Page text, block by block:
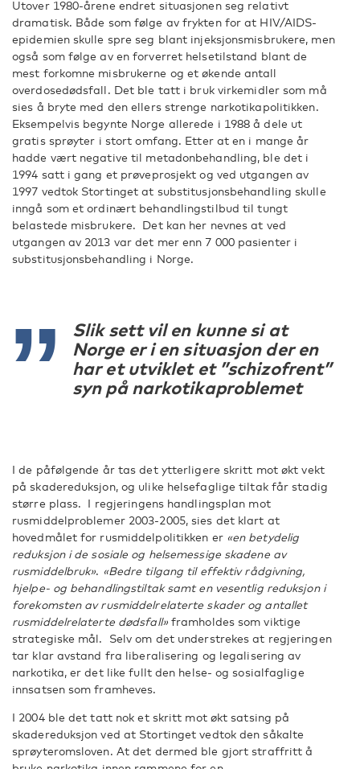
Utover 1980-årene endret situasjonen seg relativt
dramatisk. Både som følge av frykten for at HIV/AIDS-
epidemien skulle spre seg blant injeksjonsmisbrukere, men
også som følge av en forverret helsetilstand blant de
mest forkomne misbrukerne og et økende antall
overdosedødsfall. Det ble tatt i bruk virkemidler som må
sies å bryte med den ellers strenge narkotikapolitikken.
Eksempelvis begynte Norge allerede i 1988 å dele ut
gratis sprøyter i stort omfang. Etter at en i mange år
hadde vært negative til metadonbehandling, ble det i
1994 satt i gang et prøveprosjekt og ved utgangen av
1997 vedtok Stortinget at substitusjonsbehandling skulle
inngå som et ordinært behandlingstilbud til tungt
belastede misbrukere. Det kan her nevnes at ved
utgangen av 2013 var det mer enn 7 000 pasienter i
substitusjonsbehandling i Norge.
Slik sett vil en kunne si at
Norge er i en situasjon der en
har et utviklet et ”schizofrent”
syn på narkotikaproblemet
I de påfølgende år tas det ytterligere skritt mot økt vekt
på skadereduksjon, og ulike helsefaglige tiltak får stadig
større plass. I regjeringens handlingsplan mot
rusmiddelproblemer 2003-2005, sies det klart at
hovedmålet for rusmiddelpolitikken er «en betydelig
reduksjon i de sosiale og helsemessige skadene av
rusmiddelbruk». «Bedre tilgang til effektiv rådgivning,
hjelpe- og behandlingstiltak samt en vesentlig reduksjon i
forekomsten av rusmiddelrelaterte skader og antallet
rusmiddelrelaterte dødsfall»framholdes som viktige
strategiske mål. Selv om det understrekes at regjeringen
tar klar avstand fra liberalisering og legalisering av
narkotika, er det like fullt den helse- og sosialfaglige
innsatsen som framheves.
I 2004 ble det tatt nok et skritt mot økt satsing på
skadereduksjon ved at Stortinget vedtok den såkalte
sprøyteromsloven. At det dermed ble gjort straffritt å